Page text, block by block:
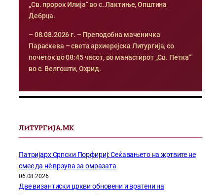
„Св. пророк Илија“ во с. Лактиње, Општина
Дебрца.
– 08.08.2026 г. – Преподобна маченичка
Параскева – света архиерејска Литургија, со
почеток во 08:45 часот, во манастирот „Св. Петка“
во с. Велгошти, Охрид.
ЛИТУРГИЈА.МК
Патријарх Српски Порфириј: Сеќавањето на жртвите не
смее да нѐ врзува за омразата
06.08.2026
Две византиски цркви обновени и вратени на